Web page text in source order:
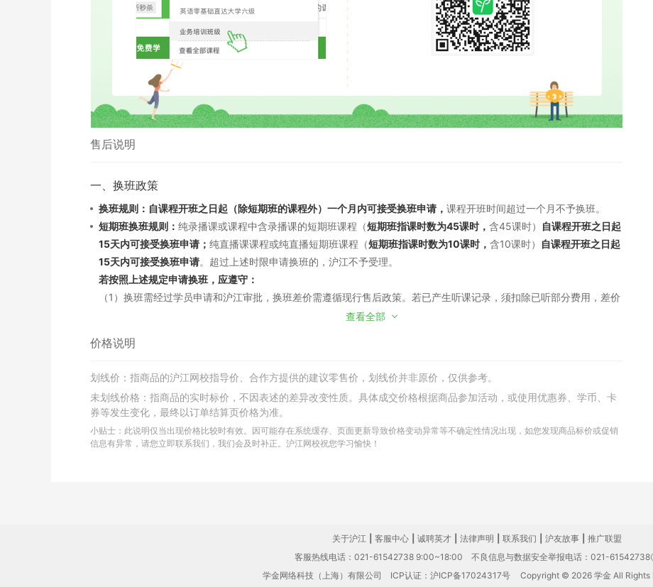
售后说明
一、换班政策
换班规则：自课程开班之日起（除短期班的课程外）一个月内可接受换班申请， 课程开班时间超过一个月不予换班。
短期班换班规则： 纯录播课或课程中含录播课的短期班课程（短期班指课时数为45课时， 含45课时）
自课程开班之日起
15天内可接受换班申请； 纯直播课课程或纯直播短期班课程（短期班指课时数为10课时， 含10课时）
自课程开班之日起
15天内可接受换班申请。超过上述时限申请换班的，沪江不予受理。
若按照上述规定申请换班，应遵守：
（1）换班需经过学员申请和沪江审批，换班差价需遵循现行售后政策。若已产生听课记录，须扣除已听部分费用，差价
多退少补；同课不同班换班：自课程开班之日起7天内，且未产生听课记录，可申请换班至该课程的其他班级，差价不退
（2）如产生课程换班，开通课程时使用消耗的学习卡/优惠券将不能再次使用，亦不能在置换的班级中进行抵扣课程费
（3）开通的课程只有一次换班机会，已申请并成功更换的课程不再接受换班申请。另外，成功换班后的课程，不再享有
申请退班的权利。例如A课程-->B课程，B课程不能再次申请更换和退班。
（4）更换课程中，若申请由课程费用低的班级换至为课程费用高的班级，根据学员的需要申请，沪江可提供差额部分费
用对应的的发票；若换班申请是从课程费用高的班级换至课程费用低的班级，学员须将已开出的发票寄回，收到后方可
自课程开班之日（直播课即班级可预约之日起）起7天之内，且未产生听课记录，可申请7天无忧退班且无须支付额外手
续费。若上述时间内，产生听课记录的，已听部分课程费按照课程原价折算扣款。
查看全部
价格说明
划线价：指商品的沪江网校指导价、合作方提供的建议零售价，划线价并非原价，仅供参考。
未划线价格：指商品的实时标价，不因表述的差异改变性质。具体成交价格根据商品参加活动，或使用优惠券、学币、卡
券等发生变化，最终以订单结算页价格为准。
小贴士：此说明仅当出现价格比较时有效。因可能存在系统缓存、页面更新导致价格变动异常等不确定性情况出现，如您发现商品标价或促销
信息有异常，请您立即联系我们，我们会及时补正。沪江网校祝您学习愉快！
关于沪江 客服中心 诚聘英才 法律声明 联系我们 沪友故事
推广联盟
客服热线电话：021-61542738 9:00~18:00
不良信息与数据安全举报电话：021-61542738
学金网络科技（上海）有限公司 ICP认证：沪ICP备17024317号 Copyright © 2026 学金 All Rights